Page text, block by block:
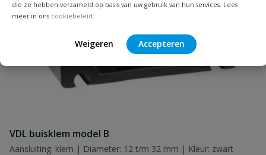
die ze hebben verzameld op basis van uw gebruik van hun services. Lees
meer in ons cookiebeleid.
Weigeren Accepteren
Beoordeling
Beoordeling versturen
VDL buisklem model B
Aansluiting: klem | Diameter: 12 t/m 32 mm | Kleur: zwart